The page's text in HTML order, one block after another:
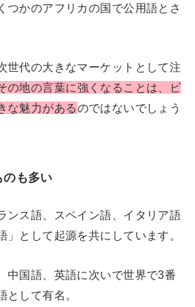
つかのアフリカの国で公用語とさ
世代の大きなマーケットとして注
の地の言葉に強くなることは、ビ
な魅力があるのではないでしょう
のも多い
ンス語、スペイン語、イタリア語
」として起源を共にしています。
中国語、英語に次いで世界で3番
として有名。